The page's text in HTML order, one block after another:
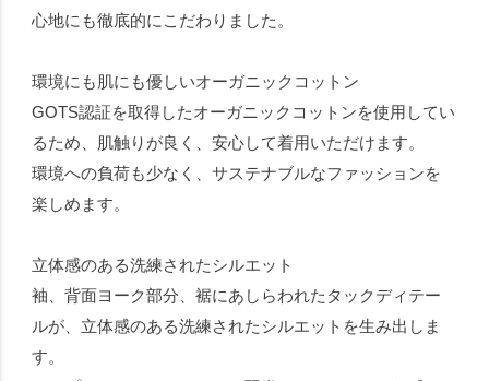
心地にも徹底的にこだわりました。
環境にも肌にも優しいオーガニックコットン
GOTS認証を取得したオーガニックコットンを使用してい
るため、肌触りが良く、安心して着用いただけます。
環境への負荷も少なく、サステナブルなファッションを
楽しめます。
立体感のある洗練されたシルエット
袖、背面ヨーク部分、裾にあしらわれたタックディテー
ルが、立体感のある洗練されたシルエットを生み出しま
す。